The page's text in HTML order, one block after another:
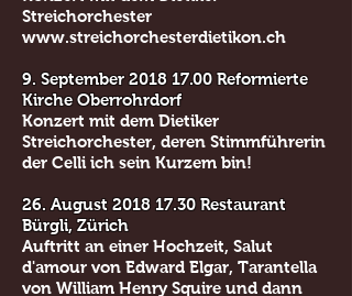
Streichorchester
www.streichorchesterdietikon.ch
9. September 2018 17.00 Reformierte
Kirche Oberrohrdorf
Konzert mit dem Dietiker
Streichorchester, deren Stimmführerin
der Celli ich sein Kurzem bin!
26. August 2018 17.30 Restaurant
Bürgli, Zürich
Auftritt an einer Hochzeit, Salut
d'amour von Edward Elgar, Tarantella
von William Henry Squire und dann